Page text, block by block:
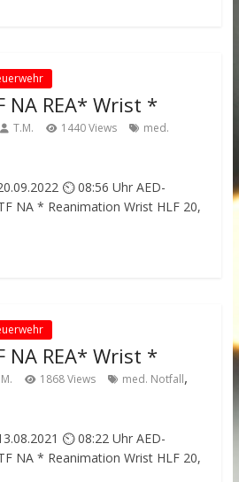
NA REA* Wrist *
T.M. 1440 Views
med.
⏲ 08:56 Uhr AED-
NA * Reanimation Wrist HLF 20,
NA REA* Wrist *
1868 Views med. Notfall,
⏲ 08:22 Uhr AED-
NA * Reanimation Wrist HLF 20,